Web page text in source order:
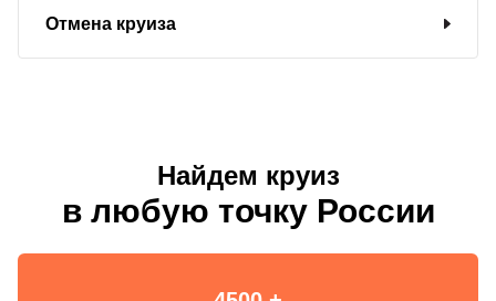
Отмена круиза
Найдем круиз
в любую точку России